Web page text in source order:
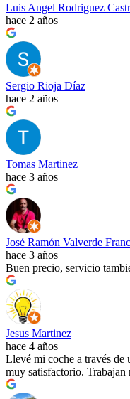
Luis Angel Rodriguez
hace 2 años
Sergio Rioja Díaz
hace 2 años
Tomas Martinez
hace 3 años
José Ramón Valverde
hace 3 años
Buen precio, servicio
Jesus Martinez
hace 4 años
Llevé mi coche a través de
muy satisfactorio. Trabajan